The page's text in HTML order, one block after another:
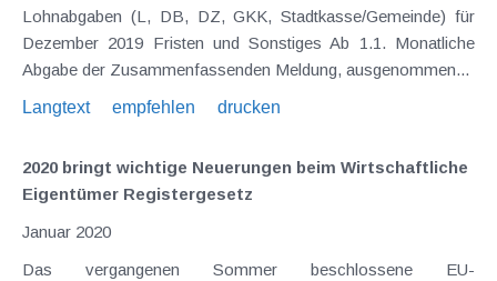
Lohnabgaben (L, DB, DZ, GKK, Stadtkasse/Gemeinde) für
Dezember 2019 Fristen und Sonstiges Ab 1.1. Monatliche
Abgabe der Zusammenfassenden Meldung, ausgenommen...
Langtext
empfehlen drucken
2020 bringt wichtige Neuerungen beim Wirtschaftliche
Eigentümer Registergesetz
Januar 2020
Das vergangenen Sommer beschlossene EU-